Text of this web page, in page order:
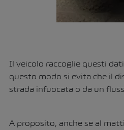
Il veicolo raccoglie questi
questo modo si evita che il
strada infuocata o da un
A proposito, anche se al